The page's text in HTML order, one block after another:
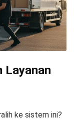
Layanan
ke sistem ini?